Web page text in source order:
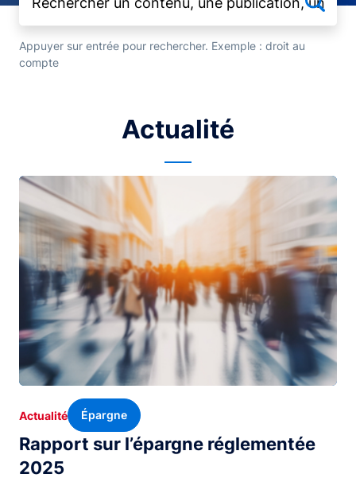
Appuyer sur entrée pour rechercher. Exemple : droit au
compte
Actualité
Image
Rapport sur l’épargne réglementée
2025
Actualité Épargne